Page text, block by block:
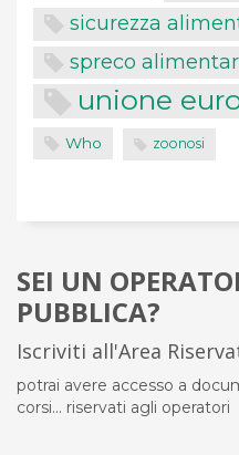
sicurezza
spreco
unione
Who zoonosi
SEI UN
PUBBLICA?
Iscriviti all'Area
potrai avere accesso a
corsi... riservati agli operatori